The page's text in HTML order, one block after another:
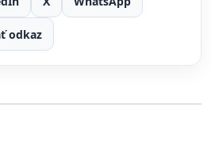
odkaz